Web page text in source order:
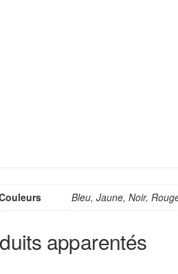
Bleu, Jaune, Noir,
apparentés